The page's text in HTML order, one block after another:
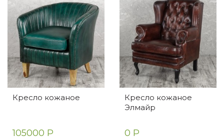
Кресло кожаное
105000 Р
Кресло кожаное
Элмайр
0 Р